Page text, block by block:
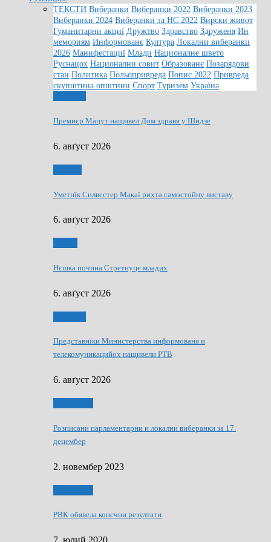
ТЕКСТИ Виберанки Виберанки 2022 Виберанки 2023
Виберанки 2024 Виберанки за НС 2022 Вирски живот
Гуманитарни акциї Дружтво Здравство Здруженя Ин
мемориям Информованє Култура Локални виберанки
2026 Манифестациї Млади Националне швето
Руснацох Национални совит Образованє Позарядови
стан Политика Польопривреда Попис 2022 Привреда
скупштина општини Спорт Туризем Україна
Премиєр Мацут нащивел Дом здравя у Шидзе
6. авґуст 2026
Уметнїк Силвестер Макаї рихта самостойну виставу
6. авґуст 2026
Нєшка почина Стретнуце младих
6. авґуст 2026
Представнїки Министерства информованя и
телекомуникацийох нащивели РТВ
6. авґуст 2026
Розписани парламентарни и локални виберанки за 17.
децембер
2. новембер 2023
РВК обявела конєчни резултати
7. юлий 2020